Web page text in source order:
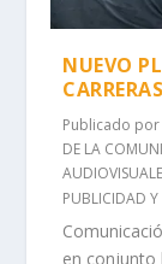
NUEVO
Publicado por
DE LA
PUBLICIDAD
en conjunto